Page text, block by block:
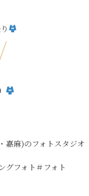
嘉麻)のフォトスタジオ
グフォト＃フォト